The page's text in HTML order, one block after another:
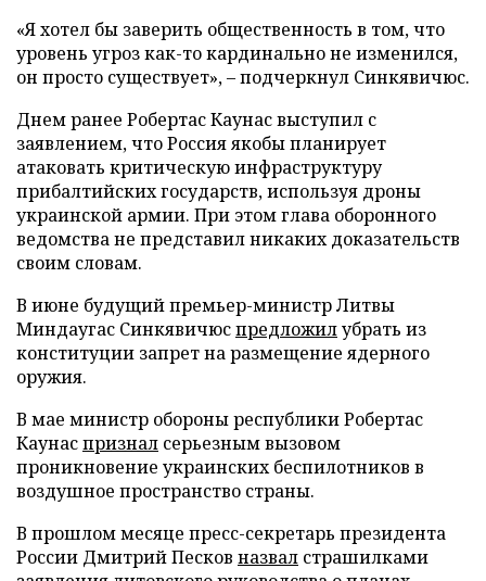
«Я хотел бы заверить общественность в том, что
уровень угроз как-то кардинально не изменился,
он просто существует», – подчеркнул Синкявичюс.
Днем ранее Робертас Каунас выступил с
заявлением, что Россия якобы планирует
атаковать критическую инфраструктуру
прибалтийских государств, используя дроны
украинской армии. При этом глава оборонного
ведомства не представил никаких доказательств
своим словам.
В июне будущий премьер-министр Литвы
Миндаугас Синкявичюспредложилубрать из
конституции запрет на размещение ядерного
оружия.
В мае министр обороны республики Робертас
Каунаспризнал серьезным вызовом
проникновение украинских беспилотников в
воздушное пространство страны.
В прошлом месяце пресс-секретарь президента
России Дмитрий Песков назвал страшилками